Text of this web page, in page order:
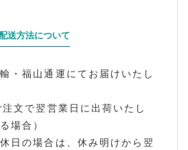
送方法について
・福山通運にてお届けいたし
文で翌営業日に出荷いたし
場合）
日の場合は、休み明けから翌